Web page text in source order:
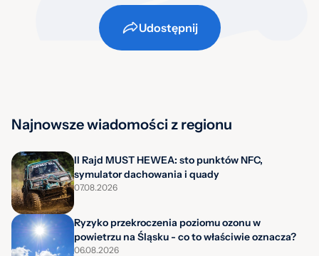
Udostępnij
Najnowsze wiadomości z regionu
II Rajd MUST HEWEA: sto punktów NFC,
symulator dachowania i quady
07.08.2026
Ryzyko przekroczenia poziomu ozonu w
powietrzu na Śląsku - co to właściwie oznacza?
06.08.2026